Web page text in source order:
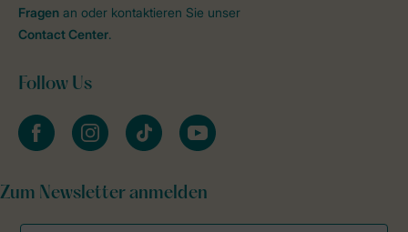
Fragen an oder kontaktieren Sie unser
Contact Center.
Follow Us
facebookinstagramtiktok youtube
Zum Newsletter anmelden